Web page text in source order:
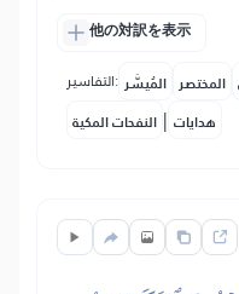
他の対訳を表示
التفاسير: المُيسَّر المختصر
النفحات المكية | هدايات